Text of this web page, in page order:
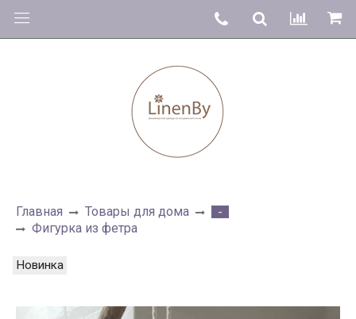
Главная Товары для дома
-
Фигурка из фетра
Новинка